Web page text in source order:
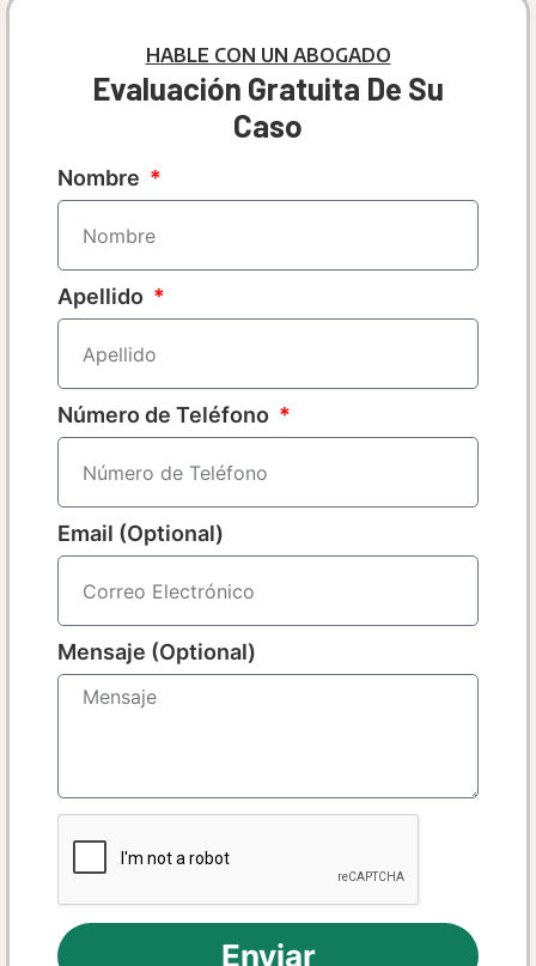
HABLE CON UN ABOGADO
Evaluación Gratuita De Su
Caso
Nombre
Apellido
Número de Teléfono
Email (Optional)
Mensaje (Optional)
Enviar